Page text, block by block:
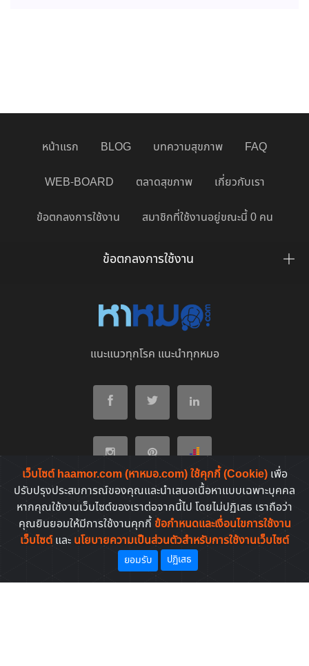
เว็บไซต์ haamor.com (หาหมอ.com) ใช้คุกกี้ (Cookie) เพื่อ
ปรับปรุงประสบการณ์ของคุณและนำเสนอเนื้อหาแบบเฉพาะบุคคล
หากคุณใช้งานเว็บไซต์ของเราต่อจากนี้ไป โดยไม่ปฏิเสธ เราถือว่า
คุณยินยอมให้มีการใช้งานคุกกี้ ข้อกำหนดและเงื่อนไขการใช้งาน
เว็บไซต์และ นโยบายความเป็นส่วนตัวสำหรับการใช้งานเว็บไซต์
ยอมรับ ปฏิเสธ
หน้าแรก BLOG บทความสุขภาพ FAQ
WEB-BOARD ตลาดสุขภาพ เกี่ยวกับเรา
ข้อตกลงการใช้งาน สมาชิกที่ใช้งานอยู่ขณะนี้ 0 คน
ข้อตกลงการใช้งาน
แนะแนวทุกโรค แนะนำทุกหมอ
หมวดบทความต่างๆ
โรคที่พบบ่อยของคนไทย